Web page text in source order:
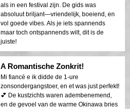
als in een festival zijn. De gids was
absoluut briljant—vriendelijk, boeiend, en
vol goede vibes. Als je iets spannends
maar toch ontspannends wilt, dit is de
juiste!
A Romantische Zonkrit!
Mi fiancé e ik didde de 1-ure
zonsondergangstoer, en et was just perfekt!
💕 De kustzichts waren adembenemend,
en de gevoel van de warme Okinawa bries